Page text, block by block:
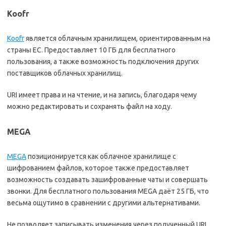
Koofr
Koofrявляется облачным хранилищем, ориентированным на
страны ЕС. Предоставляет 10 ГБ для бесплатного
пользования, а также возможность подключения других
поставщиков облачных хранилищ.
URI имеет права и на чтение, и на запись, благодаря чему
можно редактировать и сохранять файл на ходу.
MEGA
MEGAпозиционируется как облачное хранилище с
шифрованием файлов, которое также предоставляет
возможность создавать зашифрованные чаты и совершать
звонки. Для бесплатного пользования MEGA даёт 25 ГБ, что
весьма ощутимо в сравнении с другими альтернативами.